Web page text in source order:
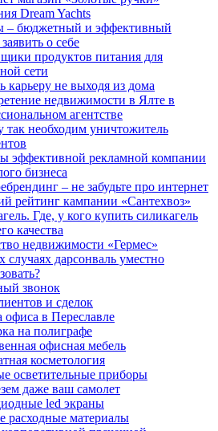
Dream Yachts
– бюджетный и эффективный
о себе
продуктов питания для
сети
карьеру не выходя из дома
недвижимости в Ялте в
агентстве
так необходим уничтожитель
эффективной рекламной компании
бизнеса
– не забудьте про интернет
рейтинг кампании «Сантехвоз»
Где, у кого купить силикагель
качества
недвижимости «Гермес»
случаях дарсонваль уместно
звонок
и сделок
офиса в Переславле
на полиграфе
офисная мебель
косметология
осветительные приборы
даже ваш самолет
led экраны
расходные материалы